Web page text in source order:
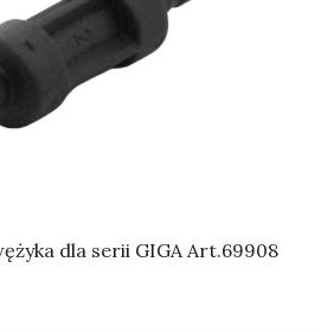
dla serii GIGA Art.69908